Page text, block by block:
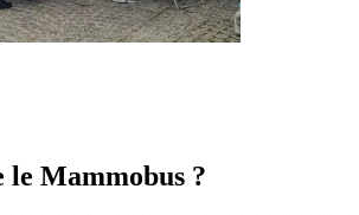
le Mammobus ?